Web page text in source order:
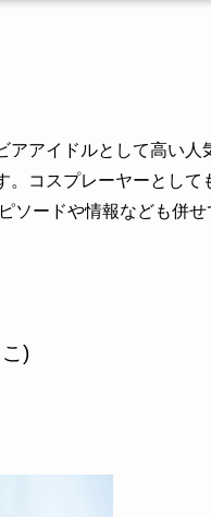
アアイドルとして高い
。コスプレーヤーとし
ソードや情報なども併
)